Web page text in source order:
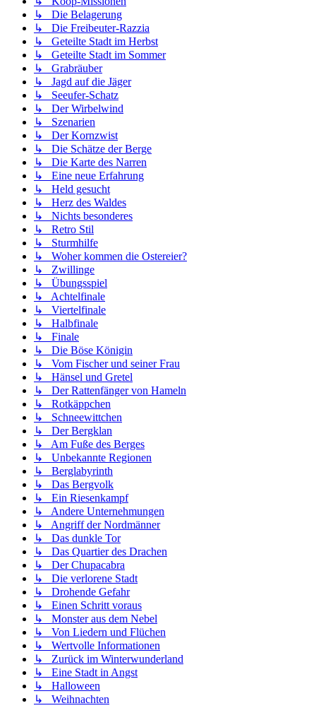
↳ Die Belagerung
↳ Die Freibeuter-Razzia
↳ Geteilte Stadt im Herbst
↳ Geteilte Stadt im Sommer
↳ Grabräuber
↳ Jagd auf die Jäger
↳ Seeufer-Schatz
↳ Der Wirbelwind
↳ Szenarien
↳ Der Kornzwist
↳ Die Schätze der Berge
↳ Die Karte des Narren
↳ Eine neue Erfahrung
↳ Held gesucht
↳ Herz des Waldes
↳ Nichts besonderes
↳ Retro Stil
↳ Sturmhilfe
↳ Woher kommen die Ostereier?
↳ Zwillinge
↳ Übungsspiel
↳ Achtelfinale
↳ Viertelfinale
↳ Halbfinale
↳ Finale
↳ Die Böse Königin
↳ Vom Fischer und seiner Frau
↳ Hänsel und Gretel
↳ Der Rattenfänger von Hameln
↳ Rotkäppchen
↳ Schneewittchen
↳ Der Bergklan
↳ Am Fuße des Berges
↳ Unbekannte Regionen
↳ Berglabyrinth
↳ Das Bergvolk
↳ Ein Riesenkampf
↳ Andere Unternehmungen
↳ Angriff der Nordmänner
↳ Das dunkle Tor
↳ Das Quartier des Drachen
↳ Der Chupacabra
↳ Die verlorene Stadt
↳ Drohende Gefahr
↳ Einen Schritt voraus
↳ Monster aus dem Nebel
↳ Von Liedern und Flüchen
↳ Wertvolle Informationen
↳ Zurück im Winterwunderland
↳ Eine Stadt in Angst
↳ Halloween
↳ Weihnachten